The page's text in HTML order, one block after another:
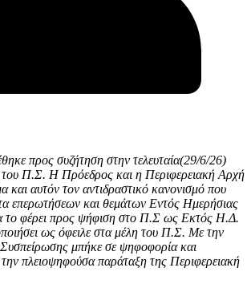
προς συζήτηση στην τελευταία(29/6/26)
του Π.Σ. Η Πρόεδρος και η Περιφερειακή Αρχή
και αυτόν τον αντιδραστικό κανονισμό που
επερωτήσεων και θεμάτων Εντός Ημερήσιας
το φέρει προς ψήφιση στο Π.Σ ως Εκτός Η.Δ.
ως όφειλε στα μέλη του Π.Σ. Με την
μπήκε σε ψηφοφορία και
πλειοψηφούσα παράταξη της Περιφερειακή